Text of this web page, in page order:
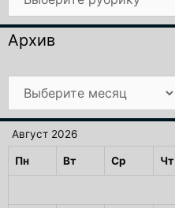
Архив
Архив
Август 2026
Пн Вт Ср Чт